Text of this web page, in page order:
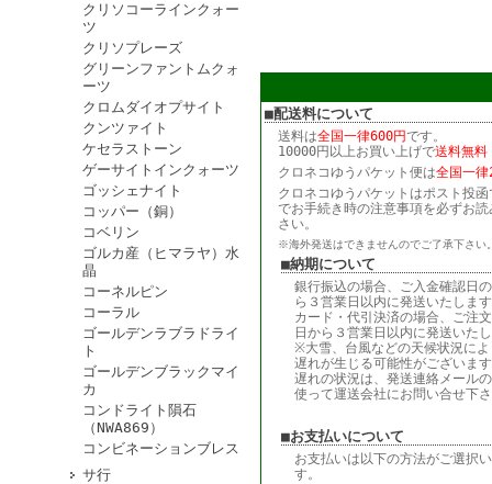
クリソコーラインクォー
ツ
クリソプレーズ
グリーンファントムクォ
ーツ
クロムダイオプサイト
クンツァイト
ケセラストーン
ゲーサイトインクォーツ
ゴッシェナイト
コッパー（銅）
コベリン
ゴルカ産（ヒマラヤ）水
晶
コーネルピン
コーラル
ゴールデンラブラドライ
ト
ゴールデンブラックマイ
カ
コンドライト隕石
（NWA869）
コンビネーションブレス
サ行
■配送料について
送料は全国一律600円です。
10000円以上お買い上げで送料無料
クロネコゆうパケット便は全国一律
クロネコゆうパケットはポスト投
でお手続き時の注意事項を必ずお
さい。
※海外発送はできませんのでご了承下さい
■納期について
銀行振込の場合、ご入金確認日
ら３営業日以内に発送いたしま
カード・代引決済の場合、ご注
日から３営業日以内に発送いた
※大雪、台風などの天候状況に
遅れが生じる可能性がございま
遅れの状況は、発送連絡メール
使って運送会社にお問い合せ下
■お支払いについて
お支払いは以下の方法がご選択
す。